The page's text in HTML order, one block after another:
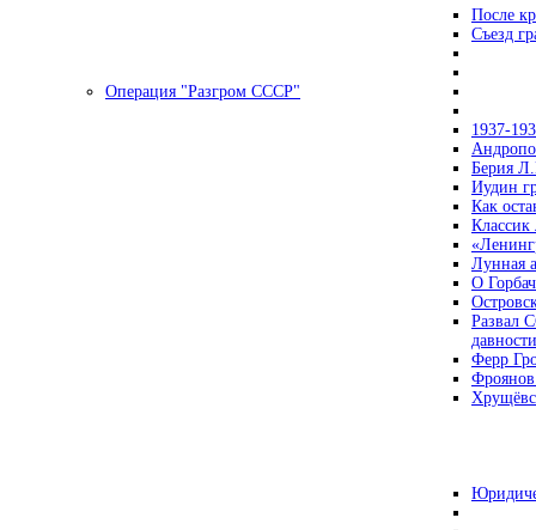
После
Съезд
Операция "Разгром СССР"
1937-
Берия
Иудин
Как
Лунная
О
Развал
давности
Ферр